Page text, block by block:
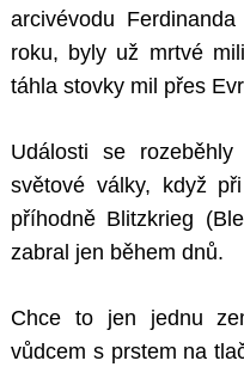
arcivévodu
roku, byly už mrtvé
táhla stovky mil přes
Události se
světové války, když
příhodně Blitzkrieg
zabral jen během dnů.
Chce to jen jednu
vůdcem s prstem na